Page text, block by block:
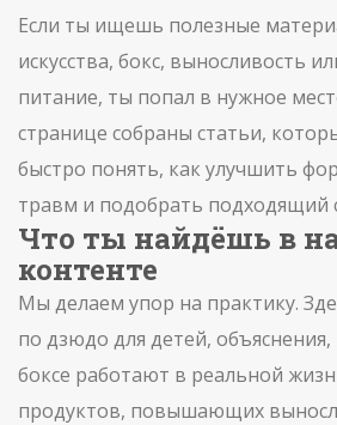
Если ты ищешь полезные
искусства, бокс, выносливость
питание, ты попал в нужное
странице собраны статьи,
быстро понять, как улучшить
травм и подобрать подходящий
Что ты найдёшь в
контенте
Мы делаем упор на практику.
по дзюдо для детей,
боксе работают в реальной
продуктов, повышающих